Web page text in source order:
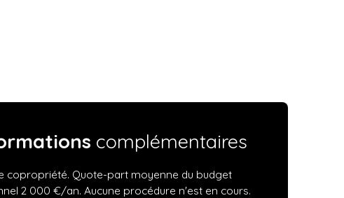
complémentaires
copropriété. Quote-part moyenne du budget
2 000 €/an. Aucune procédure n'est en cours.